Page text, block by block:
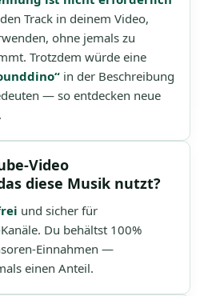
Track in deinem Video,
ohne jemals zu
Trotzdem würde eine
in der Beschreibung
— so entdecken neue
Video
diese Musik nutzt?
und sicher für
Du behältst 100%
Einnahmen —
einen Anteil.